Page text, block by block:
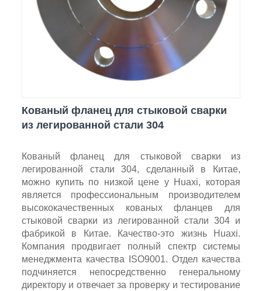
Кованый фланец для стыковой сварки
из легированной стали 304
Кованый фланец для стыковой сварки из
легированной стали 304, сделанный в Китае,
можно купить по низкой цене у Huaxi, которая
является профессиональным производителем
высококачественных кованых фланцев для
стыковой сварки из легированной стали 304 и
фабрикой в ​​Китае. Качество-это жизнь Huaxi.
Компания продвигает полный спектр системы
менеджмента качества ISO9001. Отдел качества
подчиняется непосредственно генеральному
директору и отвечает за проверку и тестирование